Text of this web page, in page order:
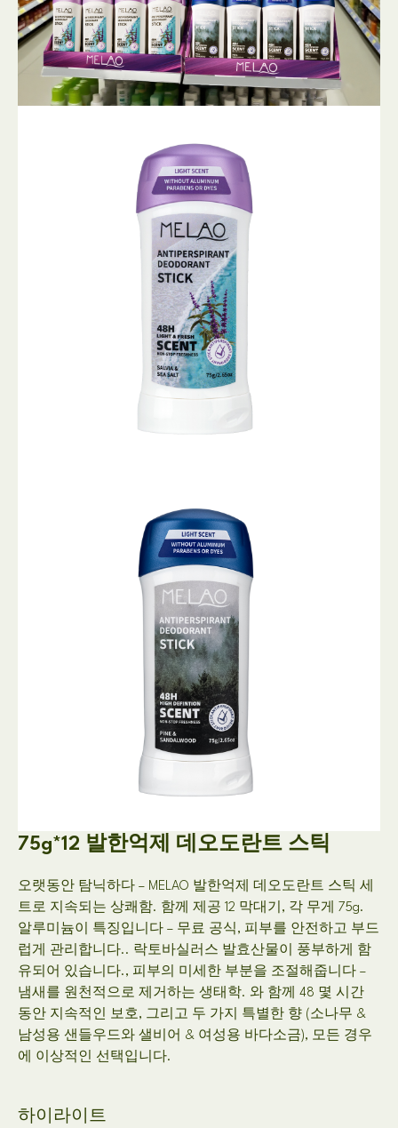
75g*12 발한억제 데오도란트 스틱
오랫동안 탐닉하다 – MELAO 발한억제 데오도란트 스틱 세
트로 지속되는 상쾌함. 함께 제공 12 막대기, 각 무게 75g.
알루미늄이 특징입니다 – 무료 공식, 피부를 안전하고 부드
럽게 관리합니다.. 락토바실러스 발효산물이 풍부하게 함
유되어 있습니다., 피부의 미세한 부분을 조절해줍니다 –
냄새를 원천적으로 제거하는 생태학. 와 함께 48 몇 시간
동안 지속적인 보호, 그리고 두 가지 특별한 향 (소나무 &
남성용 샌들우드와 샐비어 & 여성용 바다소금), 모든 경우
에 이상적인 선택입니다.
하이라이트